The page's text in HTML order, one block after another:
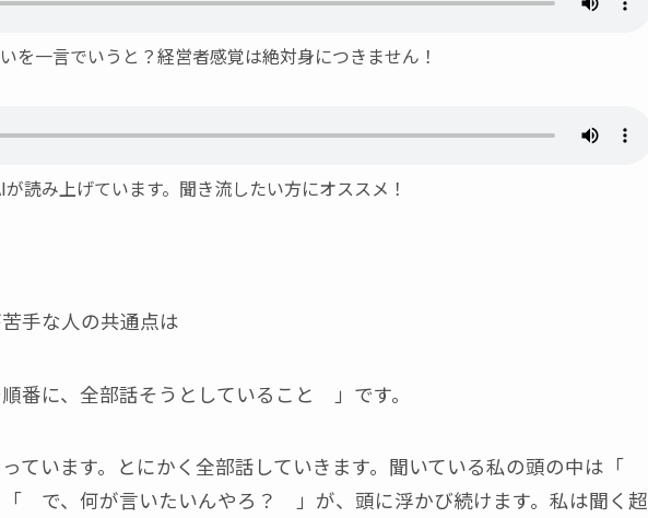
一言でいうと？経営者感覚は絶対身につきません！
読み上げています。聞き流したい方にオススメ！
手な人の共通点は
番に、全部話そうとしていること 」です。
ています。とにかく全部話していきます。聞いている私の頭の中は「
で、何が言いたいんやろ？ 」が、頭に浮かび続けます。私は聞く超